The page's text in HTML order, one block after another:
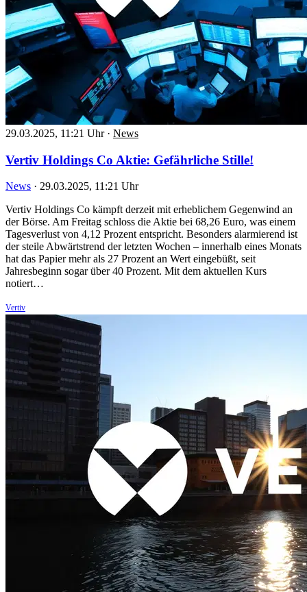
29.03.2025, 11:21 Uhr · News
Vertiv Holdings Co Aktie: Gefährliche Stille!
News · 29.03.2025, 11:21 Uhr
Vertiv Holdings Co kämpft derzeit mit erheblichem Gegenwind an
der Börse. Am Freitag schloss die Aktie bei 68,26 Euro, was einem
Tagesverlust von 4,12 Prozent entspricht. Besonders alarmierend ist
der steile Abwärtstrend der letzten Wochen – innerhalb eines Monats
hat das Papier mehr als 27 Prozent an Wert eingebüßt, seit
Jahresbeginn sogar über 40 Prozent. Mit dem aktuellen Kurs
notiert…
Vertiv